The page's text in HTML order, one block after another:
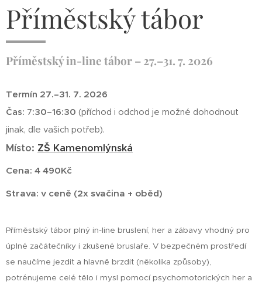
Příměstský tábor
Příměstský in-line tábor – 27.–31. 7. 2026
Termín 27.–31. 7. 2026
Čas: 7:30–16:30 (příchod i odchod je možné dohodnout
jinak, dle vašich potřeb).
Místo: ZŠ Kamenomlýnská
Cena: 4 490Kč
Strava: v ceně (2x svačina + oběd)
Příměstský tábor plný in-line bruslení, her a zábavy vhodný pro
úplné začátečníky i zkušené bruslaře. V bezpečném prostředí
se naučíme jezdit a hlavně brzdit (několika způsoby),
potrénujeme celé tělo i mysl pomocí psychomotorických her a